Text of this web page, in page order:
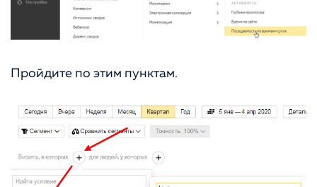
Пройдите по этим пунктам.